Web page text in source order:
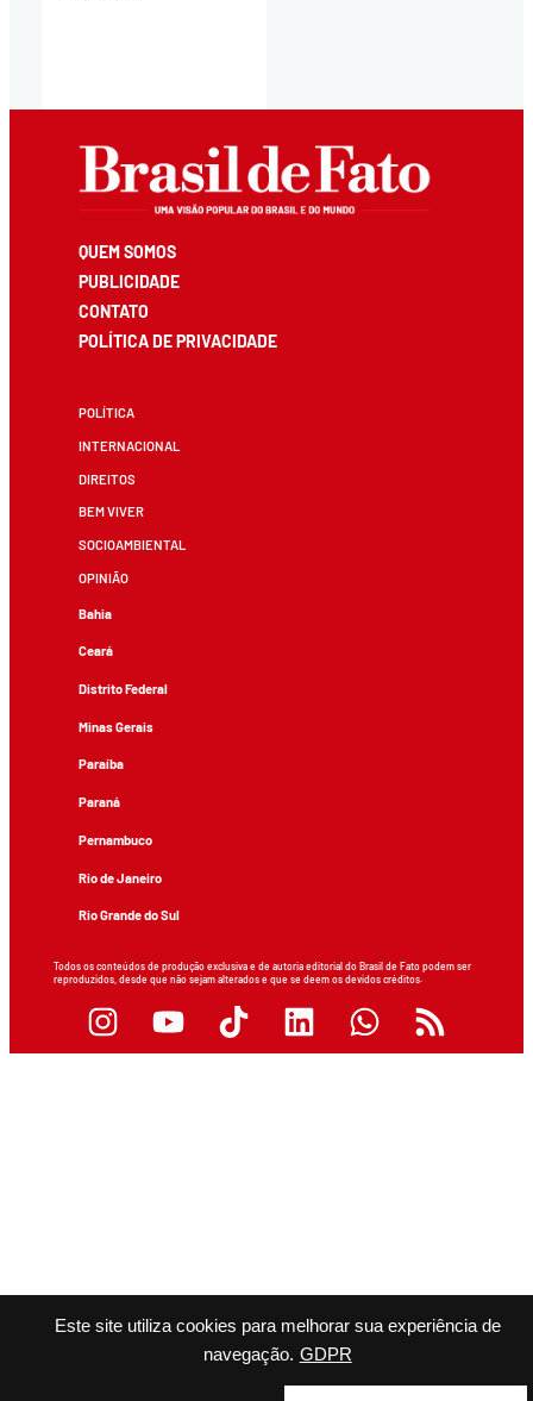
Este site utiliza cookies para melhorar sua experiência de
navegação. GDPR
QUEM SOMOS
PUBLICIDADE
CONTATO
POLÍTICA DE PRIVACIDADE
POLÍTICA
INTERNACIONAL
DIREITOS
BEM VIVER
SOCIOAMBIENTAL
OPINIÃO
Bahia
Ceará
Distrito Federal
Minas Gerais
Paraíba
Paraná
Pernambuco
Rio de Janeiro
Rio Grande do Sul
Todos os conteúdos de produção exclusiva e de autoria editorial do Brasil de Fato podem ser
reproduzidos, desde que não sejam alterados e que se deem os devidos créditos.